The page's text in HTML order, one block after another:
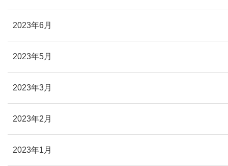
2023年6月
2023年5月
2023年3月
2023年2月
2023年1月